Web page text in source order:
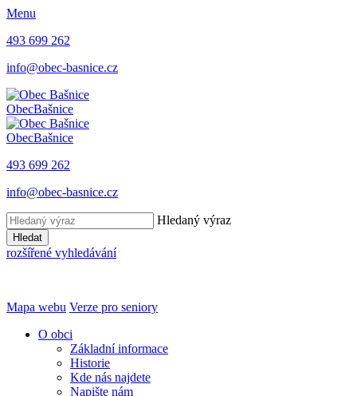
Menu
493 699 262
info@obec-basnice.cz
ObecBašnice
ObecBašnice
493 699 262
info@obec-basnice.cz
Hledaný výraz
Hledat
rozšířené vyhledávání
Mapa webu Verze pro seniory
O obci
Základní informace
Historie
Kde nás najdete
Napište nám